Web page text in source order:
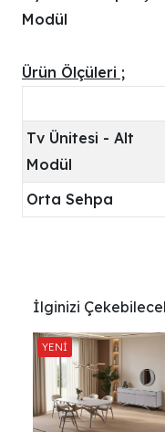
Modül
Ürün Ölçüleri ;
Tv Ünitesi - Alt
Modül
Orta Sehpa
İlginizi